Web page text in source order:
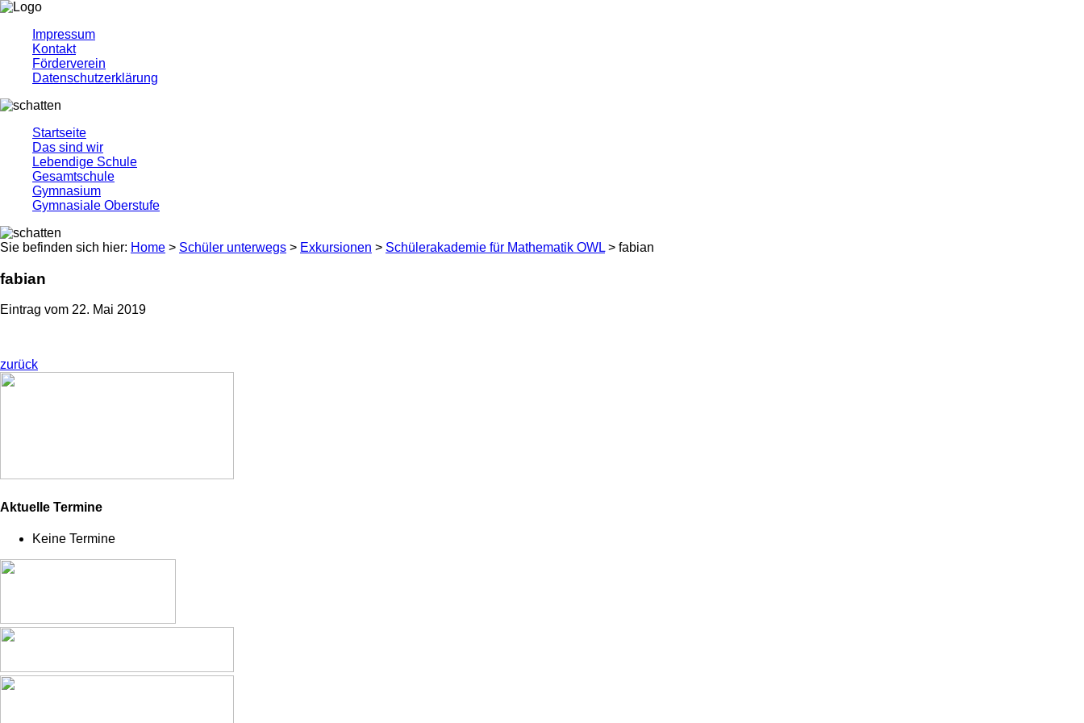
Impressum
Kontakt
Förderverein
Datenschutzerklärung
Startseite
Das sind wir
Lebendige Schule
Gesamtschule
Gymnasium
Gymnasiale Oberstufe
Sie befinden sich hier: Home > Schüler unterwegs > Exkursionen > Schülerakademie für Mathematik OWL > fabian
fabian
Eintrag vom 22. Mai 2019
zurück
Aktuelle Termine
Keine Termine